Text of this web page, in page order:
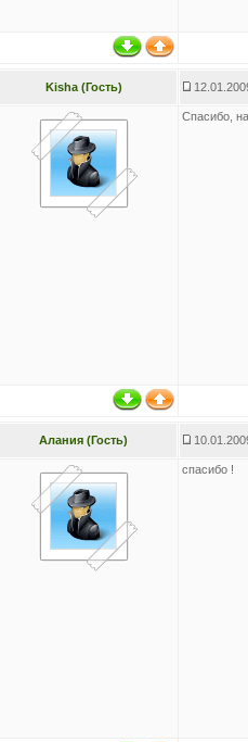
Kisha (Гость)
Спасибо,
Алания (Гость)
спасибо !